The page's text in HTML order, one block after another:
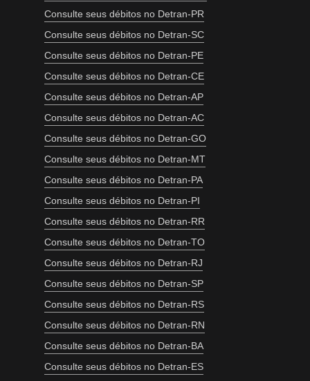
Consulte seus débitos no Detran-PR
Consulte seus débitos no Detran-SC
Consulte seus débitos no Detran-PE
Consulte seus débitos no Detran-CE
Consulte seus débitos no Detran-AP
Consulte seus débitos no Detran-AC
Consulte seus débitos no Detran-GO
Consulte seus débitos no Detran-MT
Consulte seus débitos no Detran-PA
Consulte seus débitos no Detran-PI
Consulte seus débitos no Detran-RR
Consulte seus débitos no Detran-TO
Consulte seus débitos no Detran-RJ
Consulte seus débitos no Detran-SP
Consulte seus débitos no Detran-RS
Consulte seus débitos no Detran-RN
Consulte seus débitos no Detran-BA
Consulte seus débitos no Detran-ES